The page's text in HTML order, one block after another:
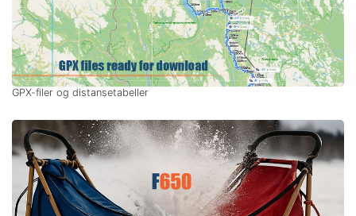
GPX-filer og distansetabeller